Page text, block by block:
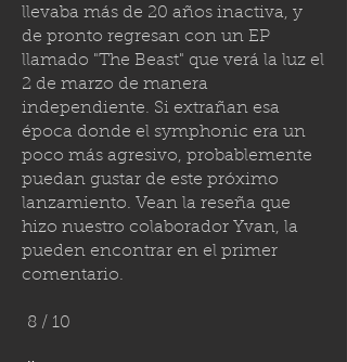
llevaba más de 20 años inactiva, y
de pronto regresan con un EP
llamado "The Beast" que verá la luz el
2 de marzo de manera
independiente. Si extrañan esa
época donde el symphonic era un
poco más agresivo, probablemente
puedan gustar de este próximo
lanzamiento. Vean la reseña que
hizo nuestro colaborador Yvan, la
pueden encontrar en el primer
comentario.
8 / 10